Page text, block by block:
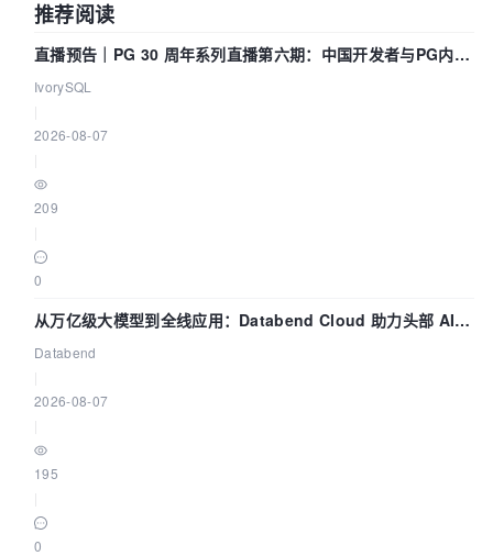
推荐阅读
直播预告｜PG 30 周年系列直播第六期：中国开发者与PG内核
——我们改得动吗？我们贡献了什么？
IvorySQL
2026-08-07
209
0
从万亿级大模型到全线应用：Databend Cloud 助力头部 AI
企业构建全链路 Trace 数据管道
Databend
2026-08-07
195
0